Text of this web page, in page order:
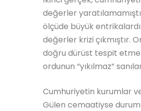
değerler
ölçüde büyük
değerler krizi çıkmıştır.
doğru dürüst tespit
ordunun “yıkılmaz”
Cumhuriyetin kurumlar
Gülen cemaatiyse